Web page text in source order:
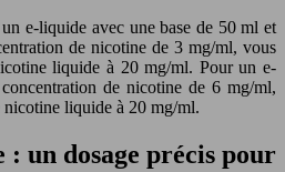
e-liquide avec une base de 50 ml et
de nicotine de 3 mg/ml, vous
liquide à 20 mg/ml. Pour un e-
de nicotine de 6 mg/ml,
liquide à 20 mg/ml.
: un dosage précis pour